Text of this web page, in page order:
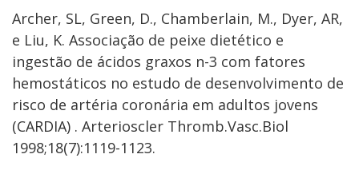
Archer, SL, Green, D., Chamberlain, M., Dyer, AR,
e Liu, K. Associação de peixe dietético e
ingestão de ácidos graxos n-3 com fatores
hemostáticos no estudo de desenvolvimento de
risco de artéria coronária em adultos jovens
(CARDIA) . Arterioscler Thromb.Vasc.Biol
1998;18(7):1119-1123.